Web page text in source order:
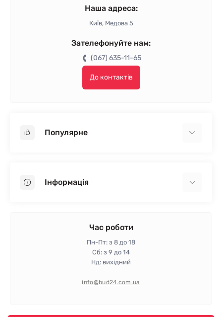
Наша адреса:
Київ, Медова 5
Зателефонуйте нам:
(067) 635-11-65
До контактів
Популярне
Пінопласт
Інформація
Гарантія та повернення
Політика конфіденційності
Час роботи
Пн-Пт: з 8 до 18
Сб: з 9 до 14
Нд: вихідний
info@bud24.com.ua